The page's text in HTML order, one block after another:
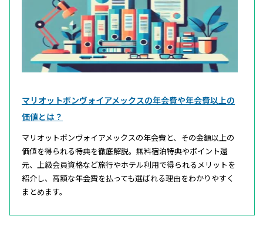
マリオットボンヴォイアメックスの年会費や年会費以上の
価値とは？
マリオットボンヴォイアメックスの年会費と、その金額以上の
価値を得られる特典を徹底解説。無料宿泊特典やポイント還
元、上級会員資格など旅行やホテル利用で得られるメリットを
紹介し、高額な年会費を払っても選ばれる理由をわかりやすく
まとめます。